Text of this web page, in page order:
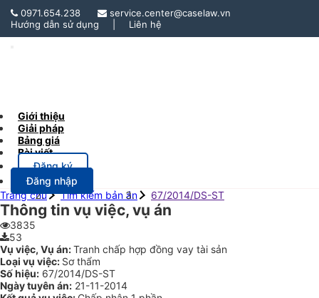
0971.654.238
service.center@caselaw.vn
Hướng dẫn sử dụng
Liên hệ
Giới thiệu
Giải pháp
Bảng giá
Bài viết
Đăng ký
Đăng nhập
Trang chủ
Tìm kiếm bản án 67/2014/DS-ST
Thông tin vụ việc, vụ án
3835
53
Vụ việc, Vụ án:Tranh chấp hợp đồng vay tài sản
Loại vụ việc: Sơ thẩm
Số hiệu: 67/2014/DS-ST
Ngày tuyên án: 21-11-2014